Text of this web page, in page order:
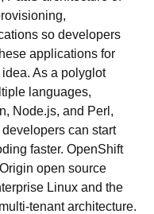
so developers
applications for
As a polyglot
languages,
Node.js, and Perl,
can start
faster. OpenShift
open source
Linux and the
tenant architecture.